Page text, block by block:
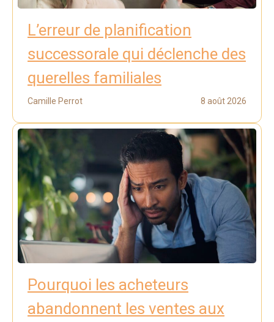
L’erreur de planification
successorale qui déclenche des
querelles familiales
Camille Perrot 8 août 2026
Pourquoi les acheteurs
abandonnent les ventes aux